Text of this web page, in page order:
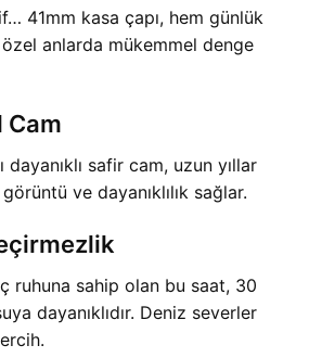
41mm kasa çapı, hem günlük
özel anlarda mükemmel denge
Cam
dayanıklı safir cam, uzun yıllar
ve dayanıklılık sağlar.
ruhuna sahip olan bu saat, 30
dayanıklıdır. Deniz severler